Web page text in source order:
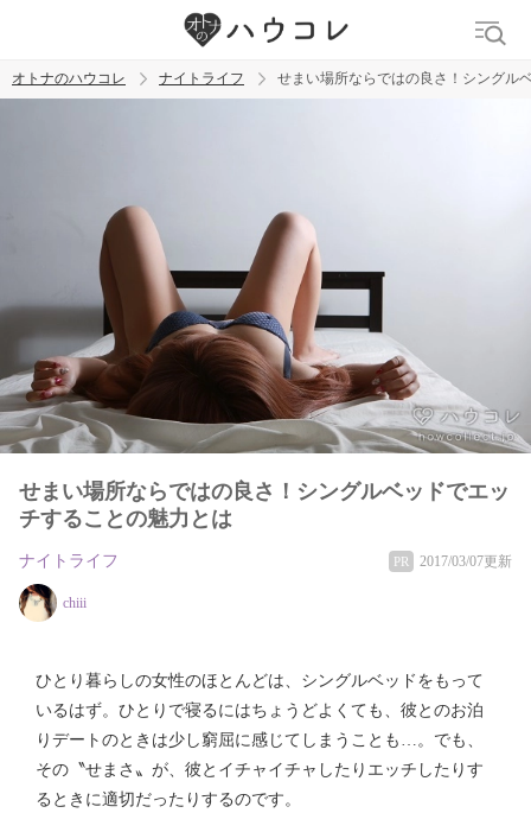
トレンド ワード
ラブグッズ 乳首
オトナのハウコレ ナイトライフ せまい場所ならではの良さ！シングル
せまい場所ならではの良さ！シングルベッドでエッ
チすることの魅力とは
ナイトライフ PR 2017/03/07更新
chiii
ひとり暮らしの女性のほとんどは、シングルベッドをもって
いるはず。ひとりで寝るにはちょうどよくても、彼とのお泊
りデートのときは少し窮屈に感じてしまうことも…。でも、
その〝せまさ〟が、彼とイチャイチャしたりエッチしたりす
るときに適切だったりするのです。